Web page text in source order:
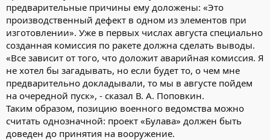
предварительные причины ему доложены: «Это
производственный дефект в одном из элементов при
изготовлении». Уже в первых числах августа специально
созданная комиссия по ракете должна сделать выводы.
«Все зависит от того, что доложит аварийная комиссия. Я
не хотел бы загадывать, но если будет то, о чем мне
предварительно докладывали, то мы в августе пойдем
на очередной пуск», - сказал В. А. Поповкин.
Таким образом, позицию военного ведомства можно
считать однозначной: проект «Булава» должен быть
доведен до принятия на вооружение.